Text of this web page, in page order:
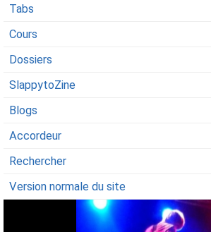
Tabs
Cours
Dossiers
SlappytoZine
Blogs
Accordeur
Rechercher
Version normale du site